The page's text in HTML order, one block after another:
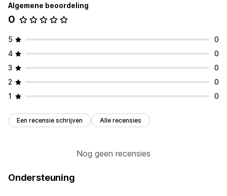
Algemene beoordeling
0
5
0
4
0
3
0
2
0
1
0
Een recensie schrijven Alle recensies
Nog geen recensies
Ondersteuning